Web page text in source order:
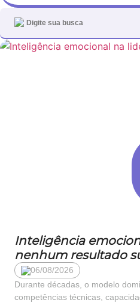
Inteligência
nenhum resultado
06/08/2026
Durante décadas, o modelo
competências técnicas,